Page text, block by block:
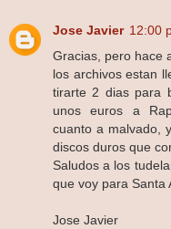
Jose Javier 12:00
Gracias, pero hace
los archivos estan
tirarte 2 dias para
unos euros a
cuanto a malvado,
discos duros que
Saludos a los
que voy para Santa
Jose Javier